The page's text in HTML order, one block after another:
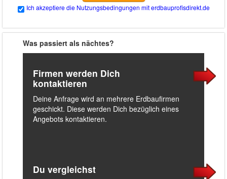
Ich akzeptiere die Nutzungsbedingungen mit erdbauprofisdirekt.de
Was passiert als nächtes?
Firmen werden Dich
kontaktieren
Deine Anfrage wird an mehrere Erdbaufirmen
geschickt. Diese werden Dich bezüglich eines
Angebots kontaktieren.
Du vergleichst